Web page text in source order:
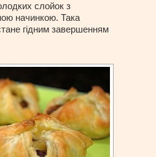
слойок з
начинкою. Така
гідним завершенням